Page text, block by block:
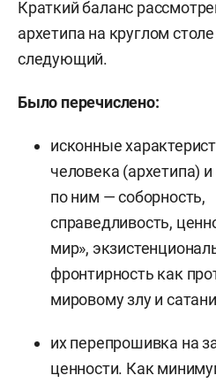
Краткий баланс
архетипа на круглом
следующий.
Было перечислено:
исконные
человека (архетипа)
по ним — соборность,
справедливость,
мир»,
фронтирность как
мировому злу и
их перепрошивка на
ценности. Как